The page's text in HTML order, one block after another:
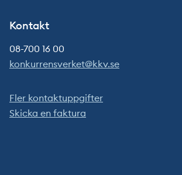
Kontakt
08-700 16 00
konkurrensverket@kkv.se
Fler kontaktuppgifter
Skicka en faktura